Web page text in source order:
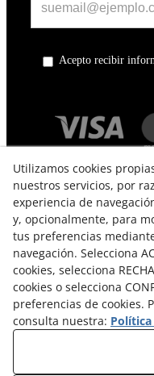
Acepto recibir
TÉRMINOS
Utilizamos cookies
nuestros servicios, por
experiencia de
y, opcionalmente, para
tus preferencias
navegación. Selecciona
cookies, selecciona
cookies o selecciona
preferencias de cookies.
consulta nuestra: